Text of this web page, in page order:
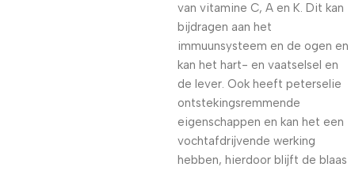
van vitamine C, A en K. Dit kan
bijdragen aan het
immuunsysteem en de ogen en
kan het hart- en vaatselsel en
de lever. Ook heeft peterselie
ontstekingsremmende
eigenschappen en kan het een
vochtafdrijvende werking
hebben, hierdoor blijft de blaas